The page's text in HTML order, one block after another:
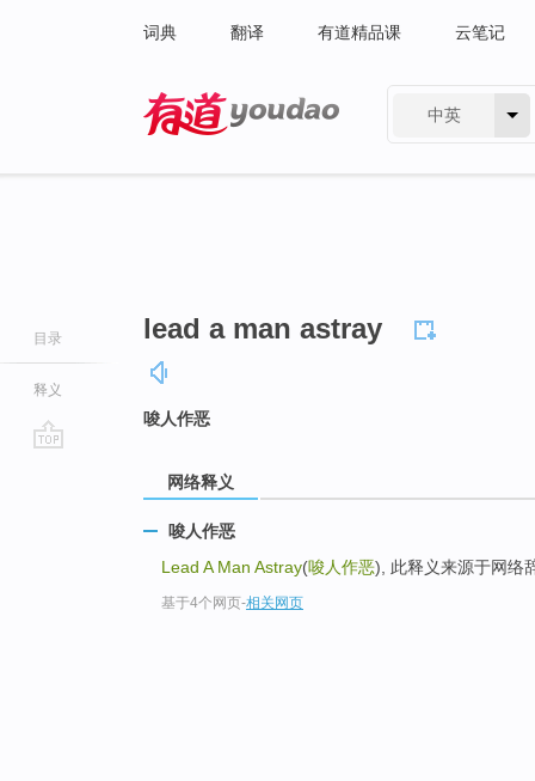
词典 翻译 有道精品课 云笔记
中英
目录
释义
lead a man astray
唆人作恶
网络释义
唆人作恶
Lead A Man Astray(唆人作恶), 此释义来源于网络
基于4个网页-相关网页